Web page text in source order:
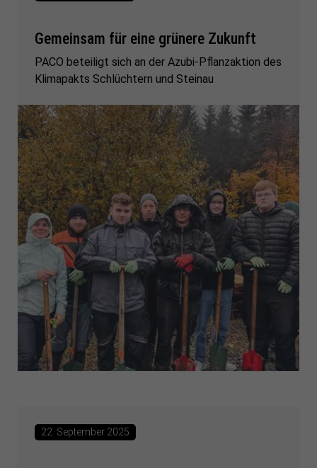
Gemeinsam für eine grünere Zukunft
PACO beteiligt sich an der Azubi-Pflanzaktion des
Klimapakts Schlüchtern und Steinau
22. September 2025